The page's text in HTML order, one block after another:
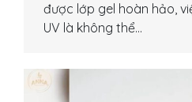
được lớp gel hoàn hảo,
UV là không thể…